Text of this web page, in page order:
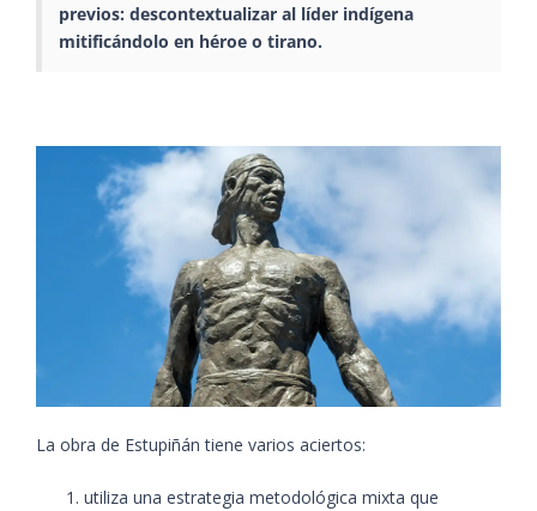
previos: descontextualizar al líder indígena
mitificándolo en héroe o tirano.
La obra de Estupiñán tiene varios aciertos:
utiliza una estrategia metodológica mixta que